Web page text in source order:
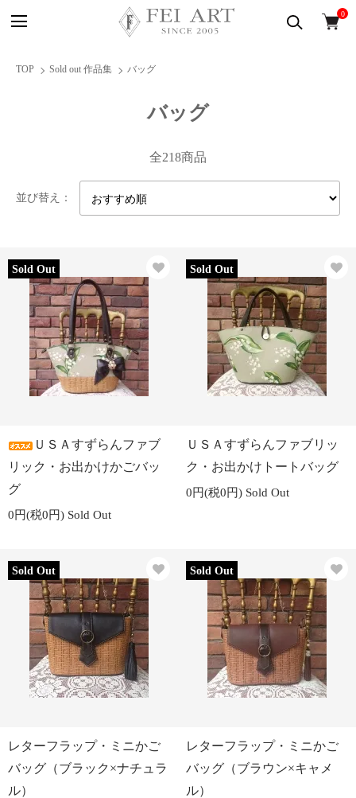
0
TOP Sold out 作品集 バッグ
バッグ
全218商品
並び替え：
Sold Out
ＵＳＡすずらんファブ
リック・お出かけかごバッ
グ
0円(税0円) Sold Out
Sold Out
ＵＳＡすずらんファブリッ
ク・お出かけトートバッグ
0円(税0円) Sold Out
Sold Out
レターフラップ・ミニかご
バッグ（ブラック×ナチュラ
ル）
Sold Out
レターフラップ・ミニかご
バッグ（ブラウン×キャメ
ル）